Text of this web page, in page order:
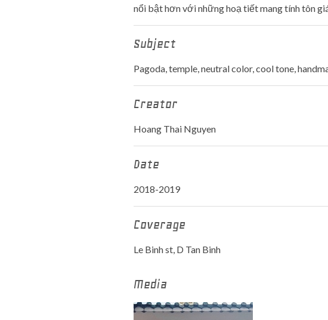
nổi bật hơn với những hoạ tiết mang tính tôn
Subject
Pagoda, temple, neutral color, cool tone,
Creator
Hoang Thai Nguyen
Date
2018-2019
Coverage
Le Binh st, D Tan Binh
Media